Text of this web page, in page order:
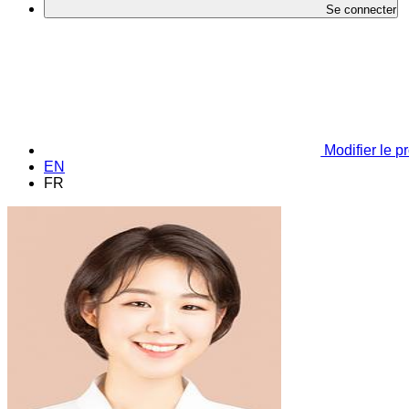
Se connecter
Modifier le
EN
FR